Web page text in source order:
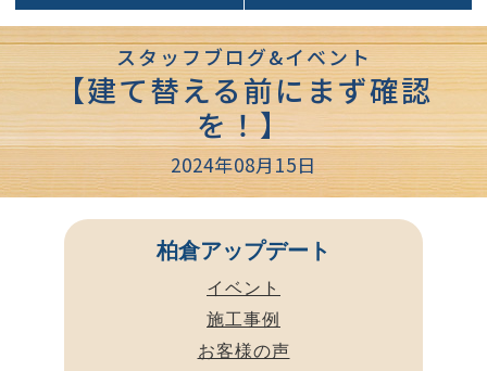
スタッフブログ&イベント
【建て替える前にまず確認
を！】
2024年08月15日
柏倉アップデート
イベント
施工事例
お客様の声